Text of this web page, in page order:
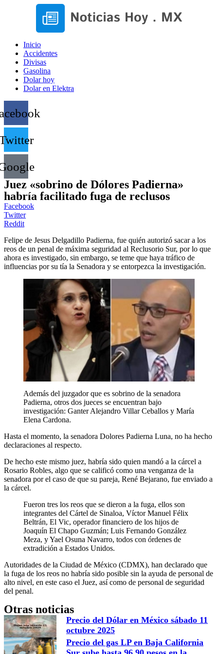
Inicio
Accidentes
Divisas
Gasolina
Dolar hoy
Dolar en Elektra
Juez «sobrino de Dólores Padierna»
habría facilitado fuga de reclusos
Facebook
Twitter
Reddit
Felipe de Jesus Delgadillo Padierna, fue quién autorizó sacar a los
reos de un penal de máxima seguridad al Reclusorio Sur, por lo que
ahora es investigado, sin embargo, se teme que haya tráfico de
influencias por su tía la Senadora y se entorpezca la investigación.
Además del juzgador que es sobrino de la senadora
Padierna, otros dos jueces se encuentran bajo
investigación: Ganter Alejandro Villar Ceballos y María
Elena Cardona.
Hasta el momento, la senadora Dolores Padierna Luna, no ha hecho
declaraciones al respecto.
De hecho este mismo juez, habría sido quien mandó a la cárcel a
Rosario Robles, algo que se calificó como una venganza de la
senadora por el caso de que su pareja, René Bejarano, fue enviado a
la cárcel.
Fueron tres los reos que se dieron a la fuga, ellos son
integrantes del Cártel de Sinaloa, Víctor Manuel Félix
Beltrán, El Vic, operador financiero de los hijos de
Joaquín El Chapo Guzmán; Luis Fernando González
Meza, y Yael Osuna Navarro, todos con órdenes de
extradición a Estados Unidos.
Autoridades de la Ciudad de México (CDMX), han declarado que
la fuga de los reos no habría sido posible sin la ayuda de personal de
alto nivel, en este caso el Juez, así como de personal de seguridad
del penal.
Otras noticias
Precio del Dólar en México sábado 11
octubre 2025
Precio del gas LP en Baja California